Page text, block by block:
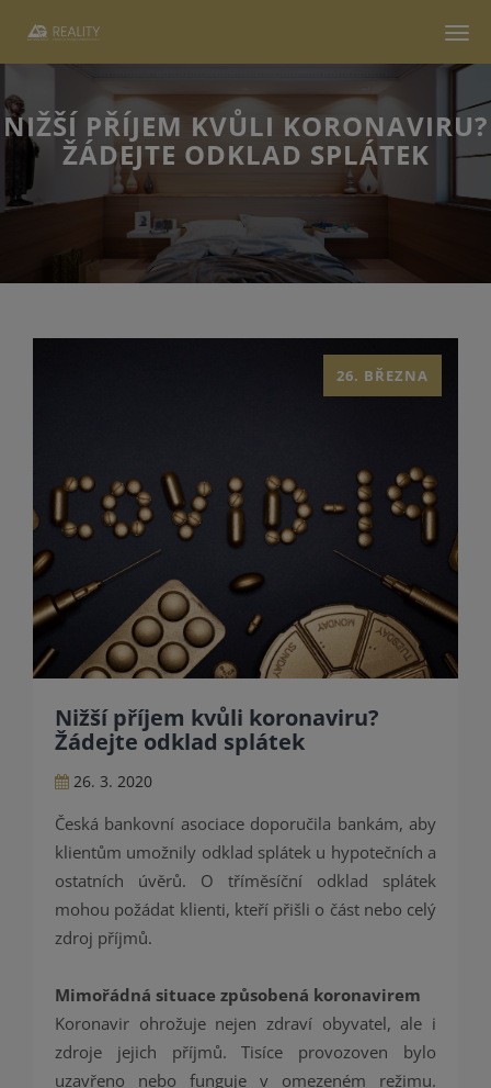
NIŽŠÍ PŘÍJEM KVŮLI KORONAVIRU?
ŽÁDEJTE ODKLAD SPLÁTEK
Nižší příjem kvůli koronaviru?
Žádejte odklad splátek
26. 3. 2020
26. BŘEZNA
Česká bankovní asociace doporučila bankám, aby
klientům umožnily odklad splátek u hypotečních a
ostatních úvěrů. O tříměsíční odklad splátek
mohou požádat klienti, kteří přišli o část nebo celý
zdroj příjmů.
Mimořádná situace způsobená koronavirem
Koronavir ohrožuje nejen zdraví obyvatel, ale i
zdroje jejich příjmů. Tisíce provozoven bylo
uzavřeno nebo funguje v omezeném režimu.